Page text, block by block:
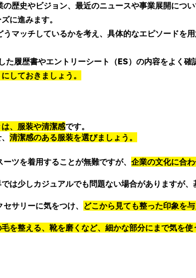
の歴史やビジョン、最近のニュースや事業展開につ
に進みます。
マッチしているかを考え、具体的なエピソードを
た履歴書やエントリーシート（ES）の内容をよく確
しておきましょう。
、服装や清潔感です。
清潔感のある服装を選びましょう。
ツを着用することが無難ですが、 企業の文化に合
は少しカジュアルでも問題ない場合がありますが
サリーに気をつけ、
どこから見ても整った印象を
を整える、靴を磨くなど、細かな部分にまで気を使